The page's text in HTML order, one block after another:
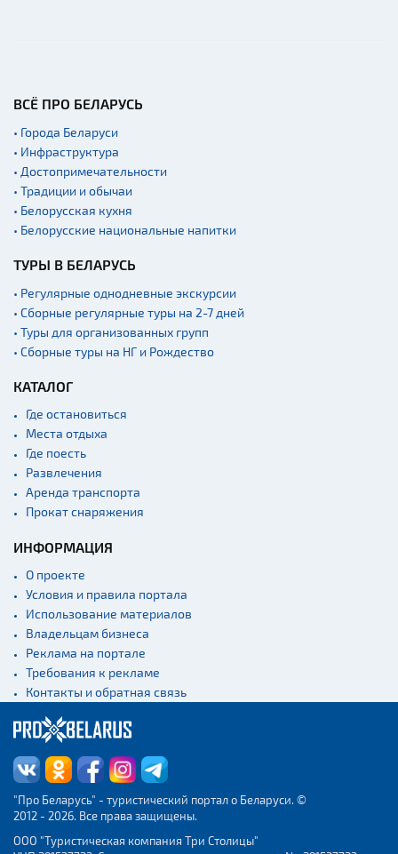
ВСЁ ПРО БЕЛАРУСЬ
• Города Беларуси
• Инфраструктура
• Достопримечательности
• Традиции и обычаи
• Белорусская кухня
• Белорусские национальные напитки
ТУРЫ В БЕЛАРУСЬ
• Регулярные однодневные экскурсии
• Сборные регулярные туры на 2-7 дней
• Туры для организованных групп
• Сборные туры на НГ и Рождество
КАТАЛОГ
Где остановиться
Места отдыха
Где поесть
Развлечения
Аренда транспорта
Прокат снаряжения
ИНФОРМАЦИЯ
О проекте
Условия и правила портала
Использование материалов
Владельцам бизнеса
Реклама на портале
Требования к рекламе
Контакты и обратная связь
"Про Беларусь" - туристический портал о Беларуси. ©
2012 - 2026. Все права защищены.
ООО "Туристическая компания Три Столицы"